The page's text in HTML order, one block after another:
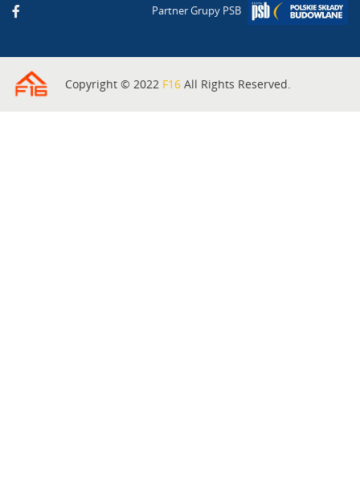
Partner Grupy PSB
Copyright © 2022 F16 All Rights Reserved.